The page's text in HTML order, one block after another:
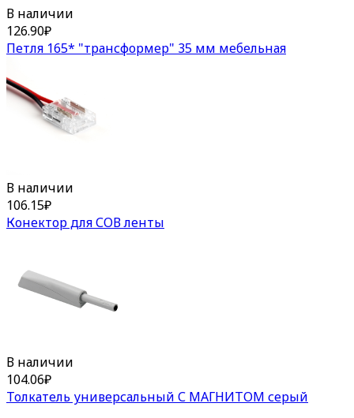
В наличии
126.90₽
Петля 165* "трансформер" 35 мм мебельная
В наличии
106.15₽
Конектор для СОВ ленты
В наличии
104.06₽
Толкатель универсальный С МАГНИТОМ серый